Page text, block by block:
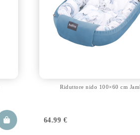
Riduttore nido 100×60 cm
64.99 €